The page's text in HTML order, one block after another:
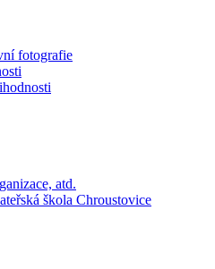
fotografie
atd.
škola Chroustovice